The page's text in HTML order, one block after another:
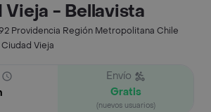
Vieja - Bellavista
Providencia Región Metropolitana Chile
Vieja
Envío
Gratis
(nuevos usuarios)